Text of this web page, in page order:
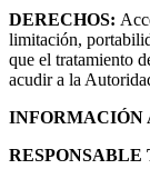
DERECHOS:
limitación,
que el tratamiento
acudir a la
INFORMACIÓN